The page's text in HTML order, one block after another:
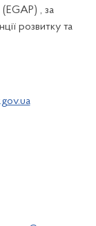
(EGAP) , за
розвитку та